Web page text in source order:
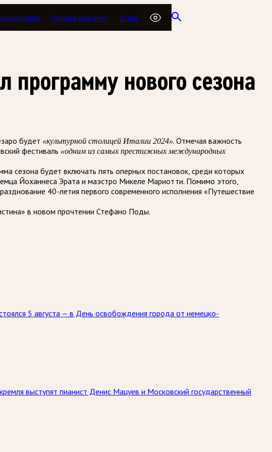
Города вещания О нас
нового сезона
будет «культурной столицей Италии 2024». Отмечая важность
фестиваль «одним из самых престижных международных
сезона будет включать пять оперных постановок, среди которых
Йоханнеса Эрата и маэстро Микеле Мариотти. Помимо этого,
40-летия первого современного исполнения «Путешествие
в новом прочтении Стефано Поды.
5 августа — в День освобождения города от немецко-
выступят пианист Денис Мацуев и Московский государственный